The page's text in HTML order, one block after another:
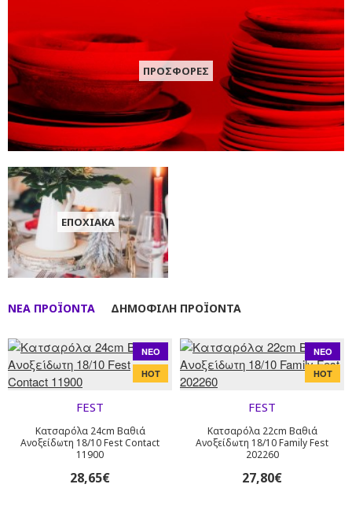
ΠΡΟΣΦΟΡΕΣ
ΕΠΟΧΙΑΚΑ
ΝΕΑ ΠΡΟΪΟΝΤΑ ΔΗΜΟΦΙΛΗ ΠΡΟΪΟΝΤΑ
NEO
HOT
FEST
Κατσαρόλα 24cm Βαθιά
Ανοξείδωτη 18/10 Fest Contact
11900
28,65€
NEO
HOT
FEST
Κατσαρόλα 22cm Βαθιά
Ανοξείδωτη 18/10 Family Fest
202260
27,80€